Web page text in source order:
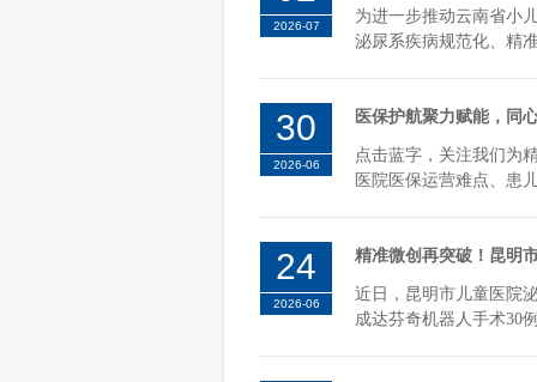
2026-07
为进一步推动云南省小
泌尿系疾病规范化、精
30
2026-06
医保护航聚力赋能，同
点击蓝字，关注我们为
医院医保运营难点、患
24
2026-06
精准微创再突破！昆明
近日，昆明市儿童医院
成达芬奇机器人手术30